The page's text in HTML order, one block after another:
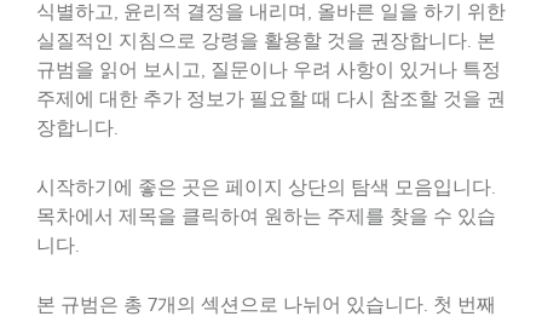
식별하고, 윤리적 결정을 내리며, 올바른 일을 하기 위한
실질적인 지침으로 강령을 활용할 것을 권장합니다. 본
규범을 읽어 보시고, 질문이나 우려 사항이 있거나 특정
주제에 대한 추가 정보가 필요할 때 다시 참조할 것을 권
장합니다.
시작하기에 좋은 곳은 페이지 상단의 탐색 모음입니다.
목차에서 제목을 클릭하여 원하는 주제를 찾을 수 있습
니다.
본 규범은 총 7개의 섹션으로 나뉘어 있습니다. 첫 번째